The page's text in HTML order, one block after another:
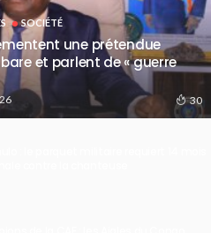
SOCIÉTÉ
une prétendue
et parlent de « guerre
30